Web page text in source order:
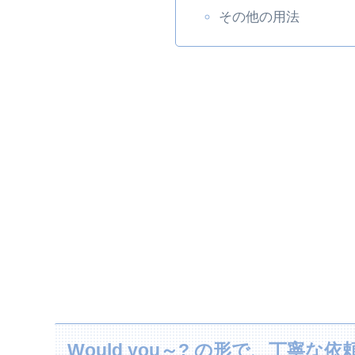
その他の用法
Would you～? の形で、丁寧な依